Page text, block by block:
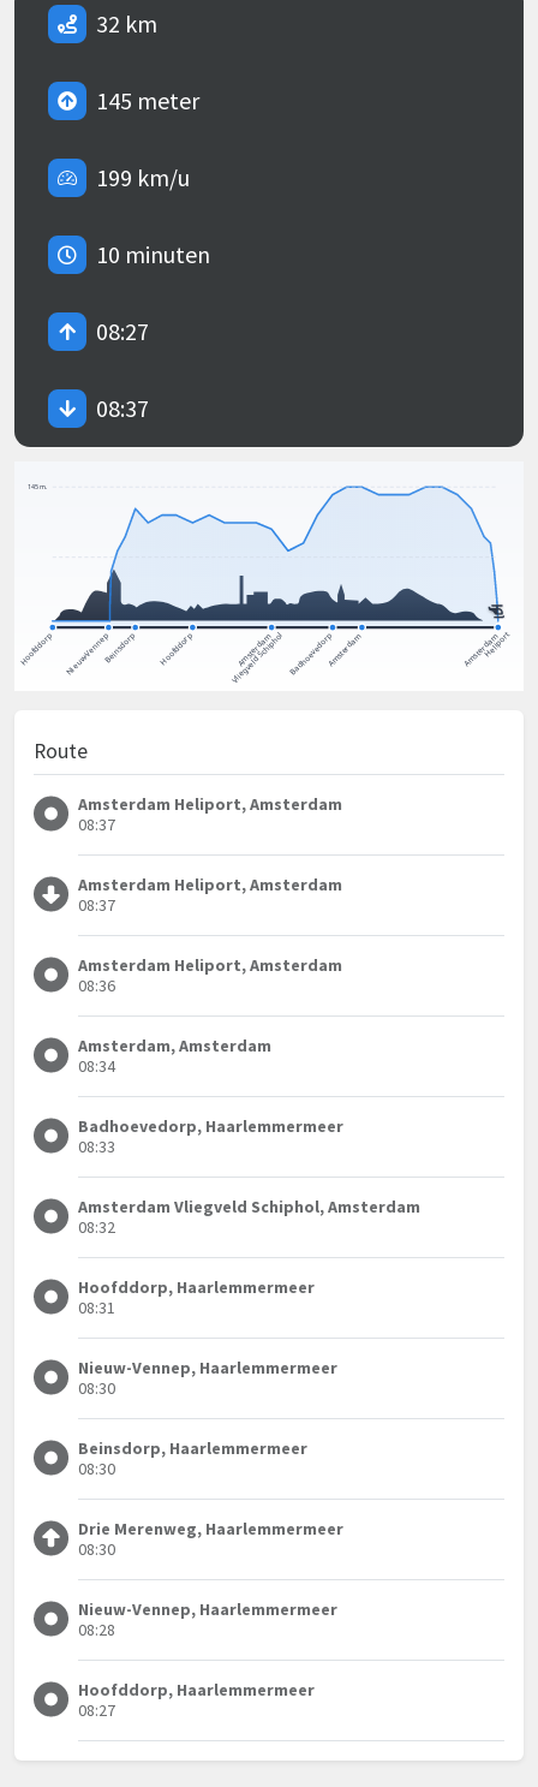
32 km
145 meter
199 km/u
10 minuten
08:27
08:37
Route
Amsterdam Heliport, Amsterdam
08:37
Amsterdam Heliport, Amsterdam
08:37
Amsterdam Heliport, Amsterdam
08:36
Amsterdam, Amsterdam
08:34
Badhoevedorp, Haarlemmermeer
08:33
Amsterdam Vliegveld Schiphol, Amsterdam
08:32
Hoofddorp, Haarlemmermeer
08:31
Nieuw-Vennep, Haarlemmermeer
08:30
Beinsdorp, Haarlemmermeer
08:30
Drie Merenweg, Haarlemmermeer
08:30
Nieuw-Vennep, Haarlemmermeer
08:28
Hoofddorp, Haarlemmermeer
08:27